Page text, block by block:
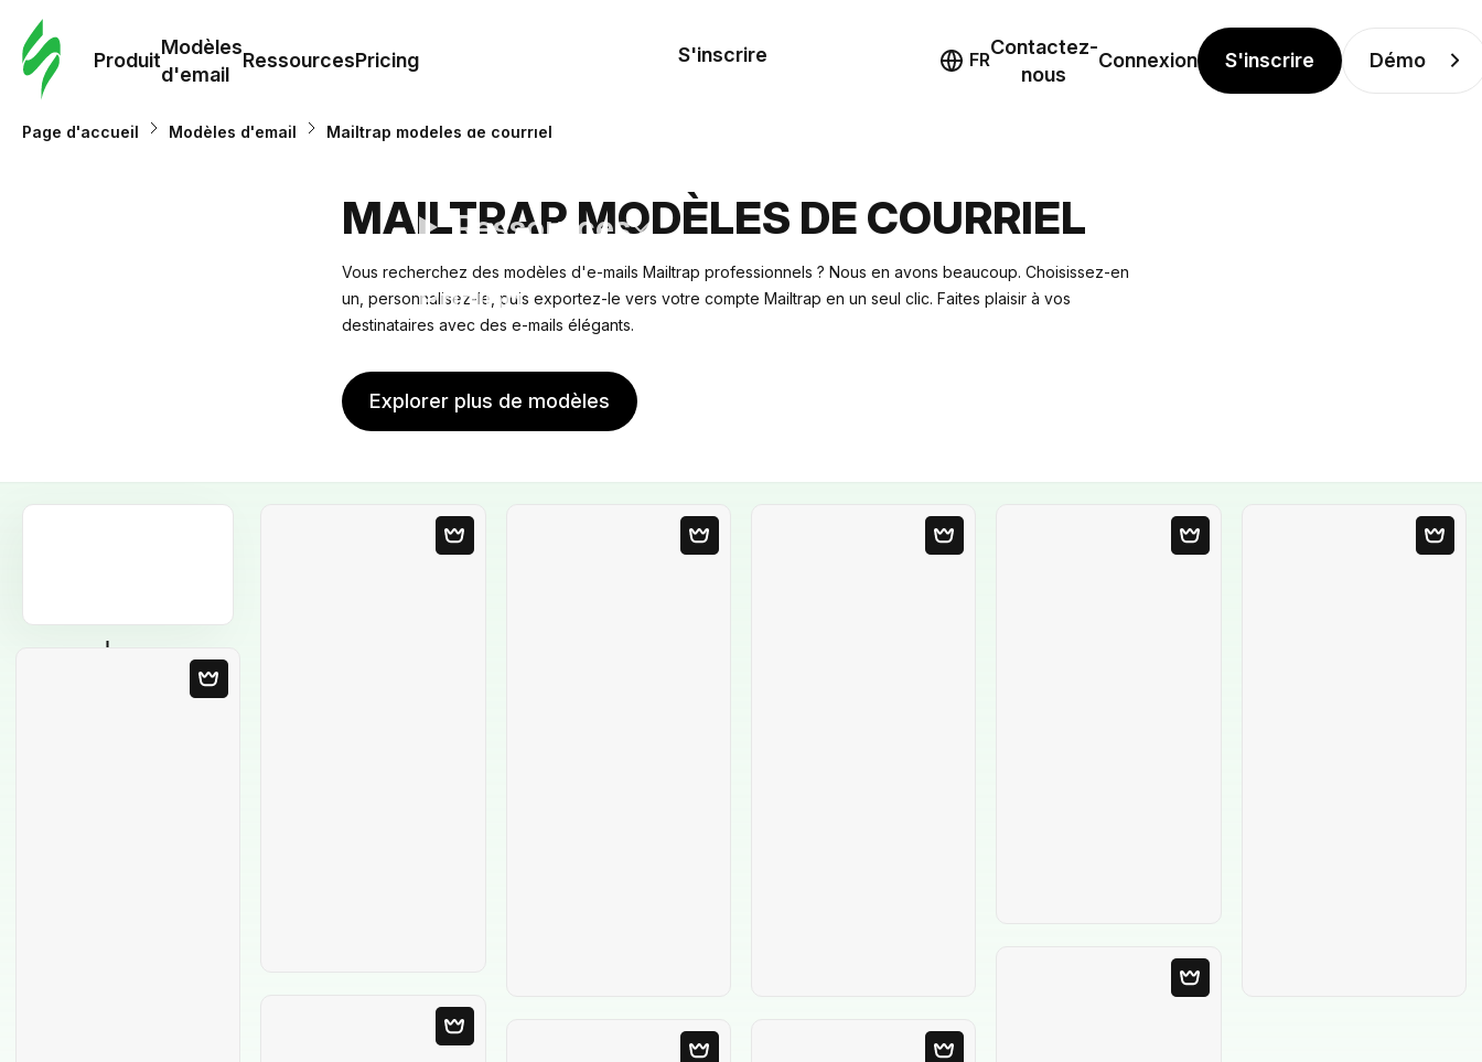
Produit
Modèles
d'email
RessourcesPricing
Modèles
Ressources
Pricing
S'inscrire FR
Contactez-
nous
Connexion S'inscrire Démo
Page d'accueil Modèles d'email Mailtrap modèles de courriel
MAILTRAP MODÈLES DE COURRIEL
Vous recherchez des modèles d'e-mails Mailtrap professionnels ? Nous en avons beaucoup. Choisissez-en
un, personnalisez-le, puis exportez-le vers votre compte Mailtrap en un seul clic. Faites plaisir à vos
destinataires avec des e-mails élégants.
Explorer plus de modèles